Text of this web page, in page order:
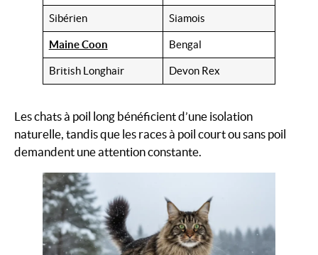
Sibérien Siamois
Maine Coon Bengal
British Longhair Devon Rex
Les chats à poil long bénéficient d’une isolation
naturelle, tandis que les races à poil court ou sans poil
demandent une attention constante.